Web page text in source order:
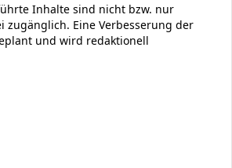
Inhalte sind nicht bzw. nur
zugänglich. Eine Verbesserung der
und wird redaktionell